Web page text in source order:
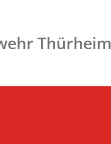
Thürheim